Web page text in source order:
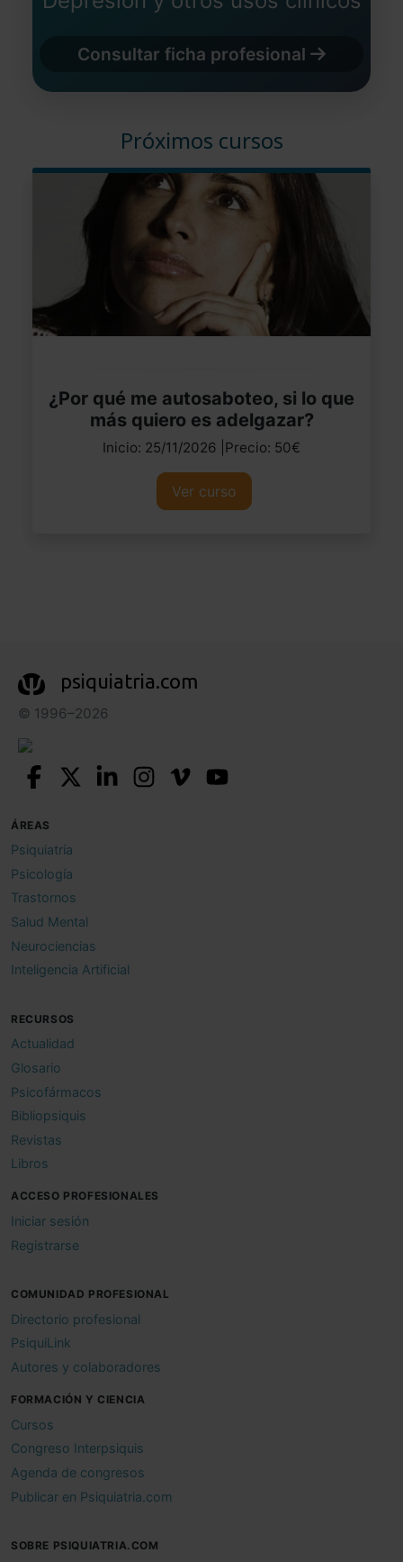
Consultar ficha profesional
Próximos cursos
¿Por qué me autosaboteo, si lo que
más quiero es adelgazar?
Inicio: 25/11/2026 |Precio: 50€
Ver curso
psiquiatria.com
© 1996–2026
ÁREAS
Psiquiatría
Psicología
Trastornos
Salud Mental
Neurociencias
Inteligencia Artificial
RECURSOS
Actualidad
Glosario
Psicofármacos
Bibliopsiquis
Revistas
Libros
ACCESO PROFESIONALES
Iniciar sesión
Registrarse
COMUNIDAD PROFESIONAL
Directorio profesional
PsiquiLink
Autores y colaboradores
FORMACIÓN Y CIENCIA
Cursos
Congreso Interpsiquis
Agenda de congresos
Publicar en Psiquiatria.com
SOBRE PSIQUIATRIA.COM